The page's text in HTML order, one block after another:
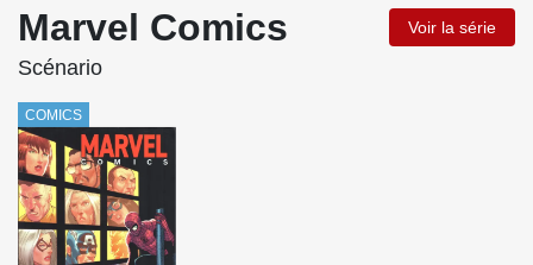
Marvel Comics Voir la série
Scénario
COMICS